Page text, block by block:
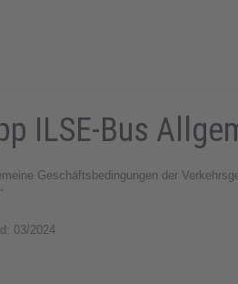
ILSE-Bus
Geschäftsbedingungen der
03/2024